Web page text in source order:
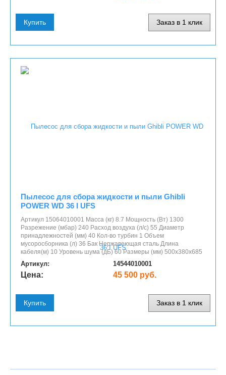
Купить Заказ в 1 клик
Пылесос для сбора жидкости и пыли Ghibli
POWER WD 36 I UFS
Артикул 15064010001 Масса (кг) 8.7 Мощность (Вт) 1300
Разрежение (мбар) 240 Расход воздуха (л/с) 55 Диаметр
принадлежностей (мм) 40 Кол-во турбин 1 Объем
мусоросборника (л) 36 Бак Нержавеющая сталь Длина
кабеля(м) 10 Уровень шума (дБ) 60 Размеры (мм) 500x380x685
Артикул: 14544010001
Цена: 45 500 руб.
Купить Заказ в 1 клик